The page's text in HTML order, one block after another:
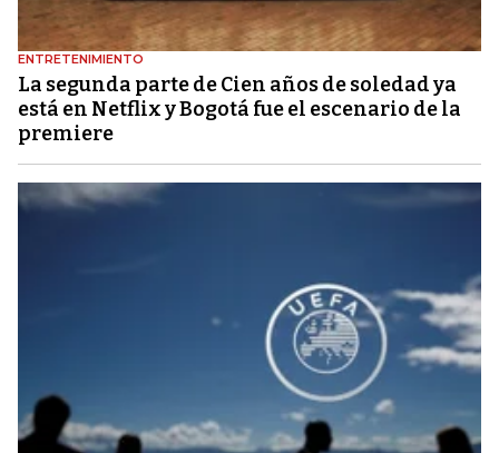
ENTRETENIMIENTO
La segunda parte de Cien años de soledad ya
está en Netflix y Bogotá fue el escenario de la
premiere